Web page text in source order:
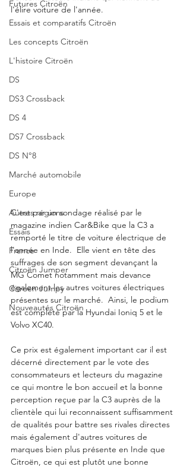
Futures Citroën
Essais et comparatifs Citroën
Les concepts Citroën
L'histoire Citroën
DS
DS3 Crossback
DS 4
DS7 Crossback
DS N°8
Marché automobile
Europe
Autres régions
Essais
France
Citroën Jumper
Citroën Jumpy
Nouveautés Citroën
l'élire voiture de l'année.
C'est par un sondage réalisé par le
magazine indien Car&Bike que la C3 a
remporté le titre de voiture électrique de
l'année en Inde.  Elle vient en tête des
suffrages de son segment devançant la
MG Comet notamment mais devance
également les autres voitures électriques
présentes sur le marché.  Ainsi, le podium
est complété par la Hyundai Ioniq 5 et le
Volvo XC40.
Ce prix est également important car il est
décerné directement par le vote des
consommateurs et lecteurs du magazine
ce qui montre le bon accueil et la bonne
perception reçue par la C3 auprès de la
clientèle qui lui reconnaissent suffisamment
de qualités pour battre ses rivales directes
mais également d'autres voitures de
marques bien plus présente en Inde que
Citroën, ce qui est plutôt une bonne